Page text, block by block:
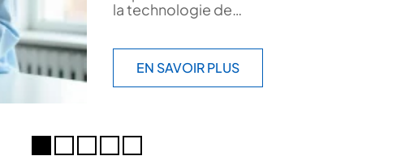
la technologie de
EN SAVOIR PLUS